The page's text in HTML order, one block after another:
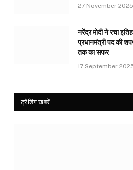
27 November 2025
नरेंद्र मोदी ने रचा
प्रधानमंत्री पद की
तक का सफर
17 September
ट्रेंडिंग खबरें